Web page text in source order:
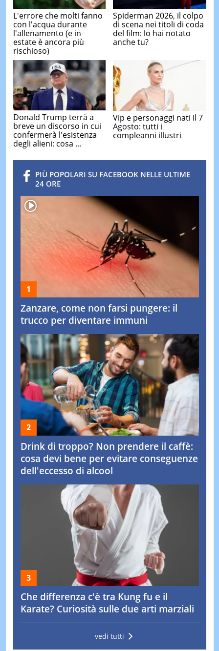
L'errore che molti fanno
con l'acqua durante
l'allenamento (e in
estate è ancora più
rischioso)
Spiderman 2026, il colpo
di scena nei titoli di coda
del film: lo hai notato
anche tu?
Donald Trump terrà a
breve un discorso in cui
confermerà l'esistenza
degli alieni: cosa ...
Vip e personaggi nati il 7
Agosto: tutti i
compleanni illustri
PIÙ POPOLARI SU FACEBOOK NELLE ULTIME
24 ORE
Zanzare, come non farsi pungere: il
trucco per diventare immuni
Drink di troppo? Non prendere il caffè:
cosa devi bene per evitare conseguenze
dell'eccesso di alcool
Che differenza c'è tra Kung fu e il
Karate? Curiosità sulle due arti marziali
vedi tutti